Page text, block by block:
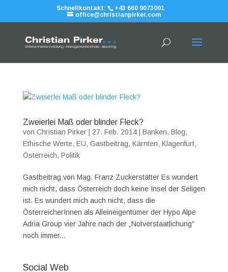
Schnellkontakt:
+43 660 9073001
office@christianpirker.com
Zweierlei Maß oder blinder Fleck?
von Christian Pirker| 27. Feb. 2014| Banken, Blog,
Ethische Werte, EU, Gastbeitrag, Kärnten, Klagenfurt,
Österreich, Politik
Gastbeitrag von Mag. Franz Zuckerstätter Es wundert
mich nicht, dass Österreich doch keine Insel der Seligen
ist. Es wundert mich auch nicht, dass die
ÖsterreicherInnen als Alleineigentümer der Hypo Alpe
Adria Group vier Jahre nach der „Notverstaatlichung“
noch immer...
Social Web